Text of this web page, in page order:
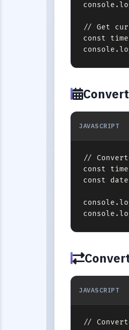
// Get
const
JAVASCRIPT
//
const
const
JAVASCRIPT
//